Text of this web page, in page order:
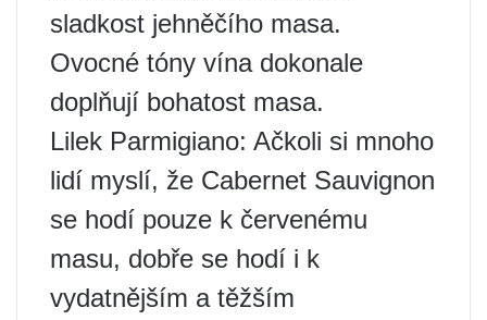
sladkost jehněčího masa.
Ovocné tóny vína dokonale
doplňují bohatost masa.
Lilek Parmigiano: Ačkoli si mnoho
lidí myslí, že Cabernet Sauvignon
se hodí pouze k červenému
masu, dobře se hodí i k
vydatnějším a těžším